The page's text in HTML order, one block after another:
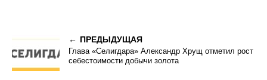
ПРЕДЫДУЩАЯ
Глава «Селигдара» Александр Хрущ отметил рост
себестоимости добычи золота